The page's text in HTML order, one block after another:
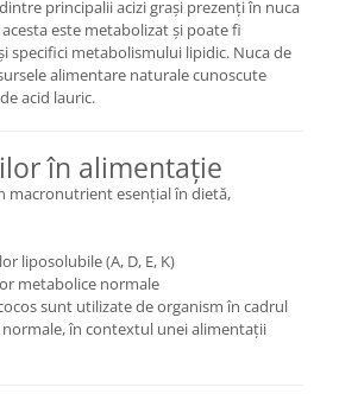
principalii acizi grași prezenți în nuca
este metabolizat și poate fi
specifici metabolismului lipidic. Nuca de
alimentare naturale cunoscute
acid lauric.
în alimentație
macronutrient esențial în dietă,
liposolubile (A, D, E, K)
metabolice normale
sunt utilizate de organism în cadrul
în contextul unei alimentații